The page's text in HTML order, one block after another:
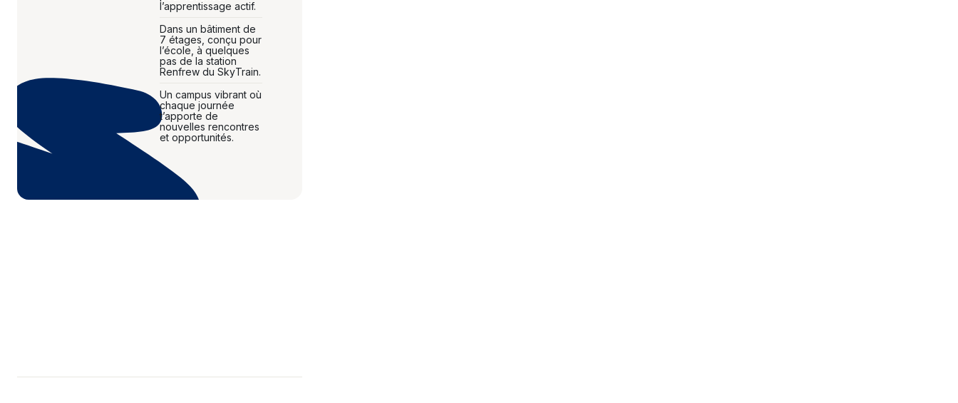
l’apprentissage actif.
Dans un bâtiment de
7 étages, conçu pour
l’école, à quelques
pas de la station
Renfrew du SkyTrain.
Un campus vibrant où
chaque journée
t’apporte de
nouvelles rencontres
et opportunités.